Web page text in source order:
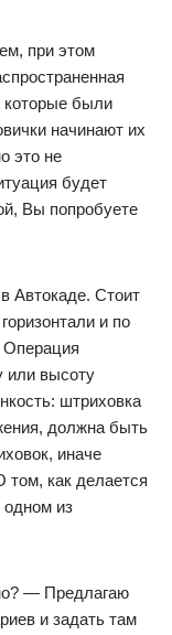
при этом
которые были
начинают их
это не
будет
Вы попробуете
Автокаде. Стоит
и по
Операция
или высоту
штриховка
должна быть
иначе
том, как делается
одном из
— Предлагаю
и задать там